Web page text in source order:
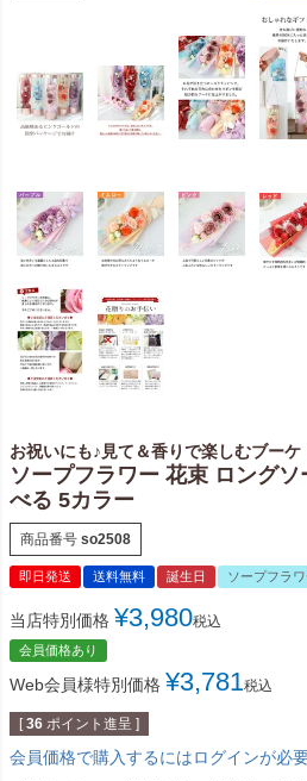
お祝いにも♪見て＆香りで楽しむブーケ
ソープフラワー 花束 ロング
べる 5カラー
商品番号 so2508
即日発送 送料無料 誕生日 ソープフラワ
当店特別価格 ¥3,980税込
会員価格あり
Web会員様特別価格 ¥3,781税込
[ 36 ポイント進呈 ]
会員価格で購入するにはログインが必要